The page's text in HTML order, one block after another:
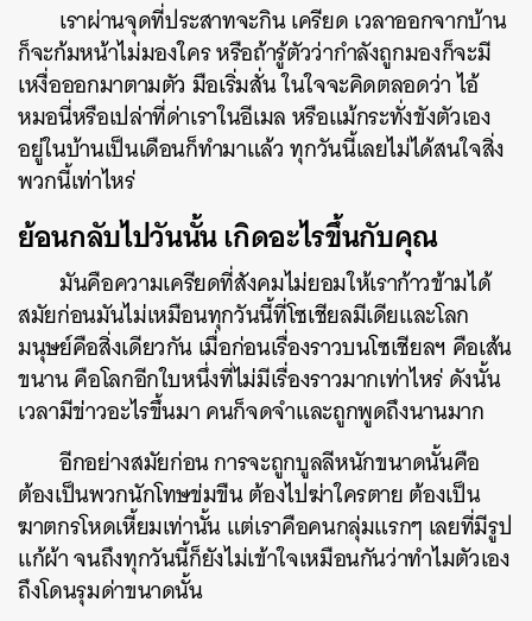
เราผ่านจุดที่ประสาทจะกิน เครียด เวลาออกจากบ้าน
ก็จะก้มหน้าไม่มองใคร หรือถ้ารู้ตัวว่ากำลังถูกมองก็จะมี
เหงื่อออกมาตามตัว มือเริ่มสั่น ในใจจะคิดตลอดว่า ไอ้
หมอนี่หรือเปล่าที่ด่าเราในอีเมล หรือแม้กระทั่งขังตัวเอง
อยู่ในบ้านเป็นเดือนก็ทำมาแล้ว ทุกวันนี้เลยไม่ได้สนใจสิ่ง
พวกนี้เท่าไหร่
ย้อนกลับไปวันนั้น เกิดอะไรขึ้นกับคุณ
มันคือความเครียดที่สังคมไม่ยอมให้เราก้าวข้ามได้
สมัยก่อนมันไม่เหมือนทุกวันนี้ที่โซเชียลมีเดียและโลก
มนุษย์คือสิ่งเดียวกัน เมื่อก่อนเรื่องราวบนโซเชียลฯ คือเส้น
ขนาน คือโลกอีกใบหนึ่งที่ไม่มีเรื่องราวมากเท่าไหร่ ดังนั้น
เวลามีข่าวอะไรขึ้นมา คนก็จดจำและถูกพูดถึงนานมาก
อีกอย่างสมัยก่อน การจะถูกบูลลีหนักขนาดนั้นคือ
ต้องเป็นพวกนักโทษข่มขืน ต้องไปฆ่าใครตาย ต้องเป็น
ฆาตกรโหดเหี้ยมเท่านั้น แต่เราคือคนกลุ่มแรกๆ เลยที่มีรูป
แก้ผ้า จนถึงทุกวันนี้ก็ยังไม่เข้าใจเหมือนกันว่าทำไมตัวเอง
ถึงโดนรุมด่าขนาดนั้น